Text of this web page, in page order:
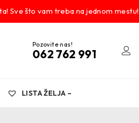
Sve što vam treba na jednom mestu!
Pozovite nas!
062 762 991
LISTA ŽELJA –